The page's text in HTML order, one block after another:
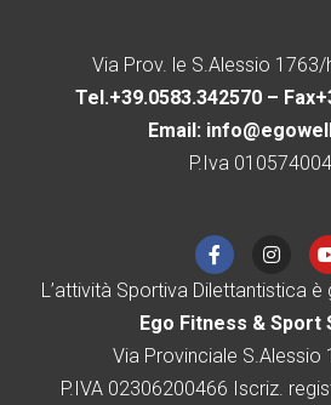
Via Prov. le S.Alessio
Tel.+39.0583.342570 –
Email:
P.Iva
L’attività Sportiva Dilettantistica
Ego Fitness & Sport
Via Provinciale S.Alessio
P.IVA 02306200466 Iscriz.